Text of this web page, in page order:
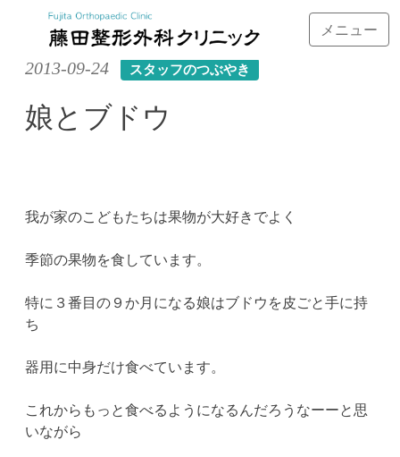
メニュー
2013-09-24 スタッフのつぶやき
娘とブドウ
我が家のこどもたちは果物が大好きでよく
季節の果物を食しています。
特に３番目の９か月になる娘はブドウを皮ごと手に持
ち
器用に中身だけ食べています。
これからもっと食べるようになるんだろうなーーと思
いながら